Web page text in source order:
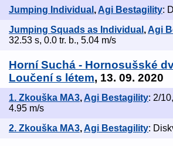
Jumping Individual , Agi Bestagility:
Jumping Squads as Individual ,Agi
32.53 s, 0.0 tr. b., 5.04 m/s
Horní Suchá - Hornosušské
Loučení s létem, 13. 09. 2020
1. Zkouška MA3, Agi Bestagility: 2/
4.95 m/s
2. Zkouška MA3,Agi Bestagility: